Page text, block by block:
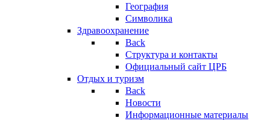
География
Символика
Здравоохранение
Back
Структура и контакты
Официальный сайт ЦРБ
Отдых и туризм
Back
Новости
Информационные материалы